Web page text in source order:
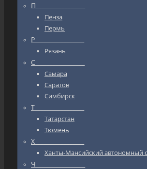
П_________________
Пенза
Пермь
Р_________________
Рязань
С_________________
Самара
Саратов
Симбирск
Т_________________
Татарстан
Тюмень
Х_________________
Ханты-Мансийский автономный
Ч_________________